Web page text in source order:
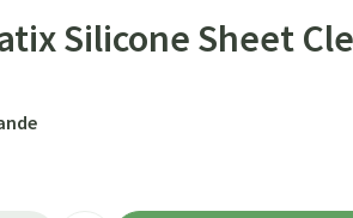
Silicone Sheet